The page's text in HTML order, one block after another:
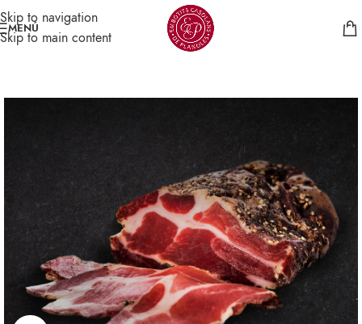
Skip to navigation
Skip to main content
MENÚ